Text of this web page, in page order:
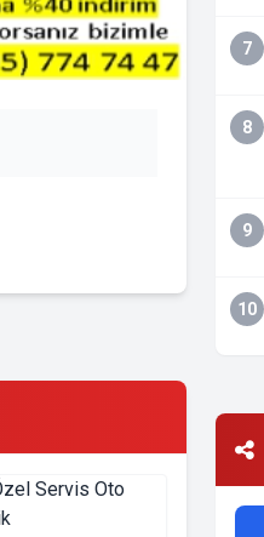
7
8
9
10